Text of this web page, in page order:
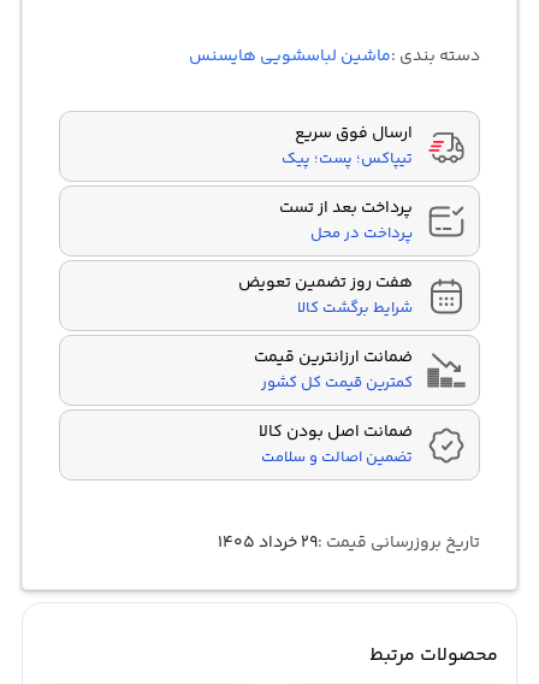
دسته بندی :ماشین لباسشویی هایسنس
ارسال فوق سریع
تیپاکس؛ پست؛ پیک
پرداخت بعد از تست
پرداخت در محل
هفت روز تضمین تعویض
شرایط برگشت کالا
ضمانت ارزانترین قیمت
کمترین قیمت کل کشور
ضمانت اصل بودن کالا
تضمین اصالت و سلامت
تاریخ بروزرسانی قیمت :۲۹ خرداد ۱۴۰۵
محصولات مرتبط